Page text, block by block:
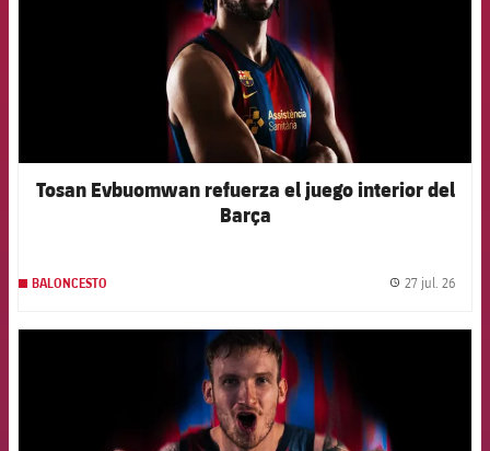
Tosan Evbuomwan refuerza el juego interior del
Barça
BALONCESTO 27 jul. 26
FCB Barcelona badge